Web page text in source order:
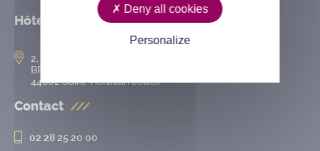
Hôtel de ville
2, rue de l’Hôtel-de-Ville
BP 50167
44802 Saint-Herblain cedex
Contact
02 28 25 20 00
Deny all cookies
Personalize